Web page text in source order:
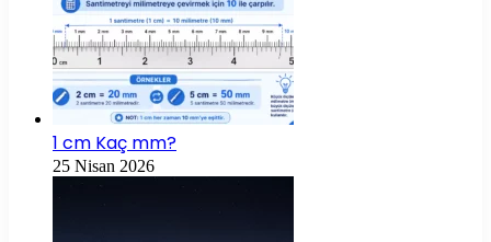
1 cm Kaç mm?
25 Nisan 2026